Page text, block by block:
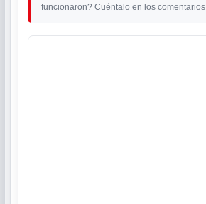
funcionaron? Cuéntalo en los comentarios.